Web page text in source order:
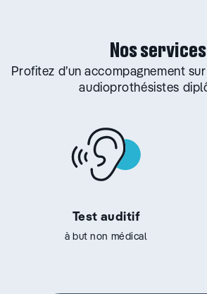
Nos services
Profitez d’un accompagnement
audioprothésistes
Test auditif
à but non médical